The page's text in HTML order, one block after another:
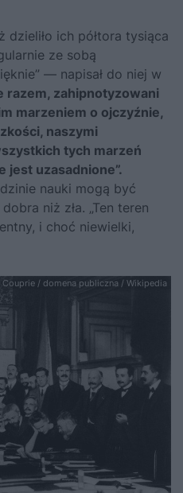
dzieliło ich półtora tysiąca
ze sobą
— napisał do niej w
razem, zahipnotyzowani
marzeniem o ojczyźnie,
naszymi
tych marzeń
jest uzasadnione”.
nauki mogą być
niż zła. „Ten teren
i choć niewielki,
/ domena publiczna / Wikipedia